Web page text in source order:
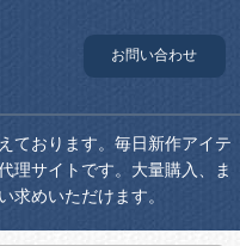
お問い合わせ
ております。毎日新作アイテ
理サイトです。大量購入、ま
求めいただけます。